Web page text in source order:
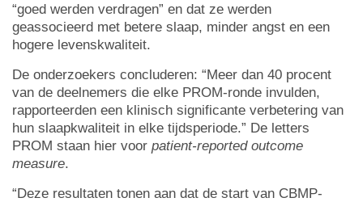
“goed werden verdragen” en dat ze werden
geassocieerd met betere slaap, minder angst en een
hogere levenskwaliteit.
De onderzoekers concluderen: “Meer dan 40 procent
van de deelnemers die elke PROM-ronde invulden,
rapporteerden een klinisch significante verbetering van
hun slaapkwaliteit in elke tijdsperiode.” De letters
PROM staan hier voor patient-reported outcome
measure.
“Deze resultaten tonen aan dat de start van CBMP-